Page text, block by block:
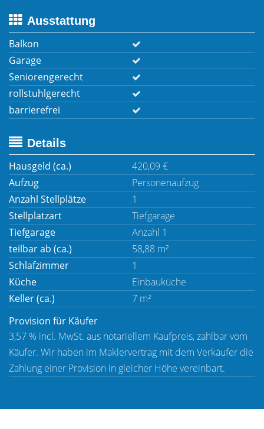
Ausstattung
Balkon
Garage
Seniorengerecht
rollstuhlgerecht
barrierefrei
Details
Hausgeld (ca.)
420,09 €
Aufzug
Personenaufzug
Anzahl Stellplätze
1
Stellplatzart
Tiefgarage
Tiefgarage
Anzahl 1
teilbar ab (ca.)
58,88 m²
Schlafzimmer
1
Küche
Einbauküche
Keller (ca.)
7 m²
Provision für Käufer
3,57 % incl. MwSt. aus notariellem Kaufpreis, zahlbar vom
Käufer. Wir haben im Maklervertrag mit dem Verkäufer die
Zahlung einer Provision in gleicher Höhe vereinbart.